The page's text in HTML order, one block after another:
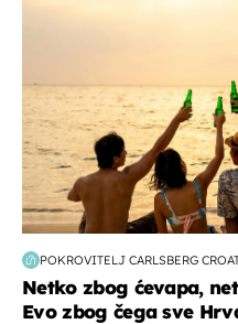
POKROVITELJ CARLSBERG
Netko zbog ćevapa,
Evo zbog čega sve